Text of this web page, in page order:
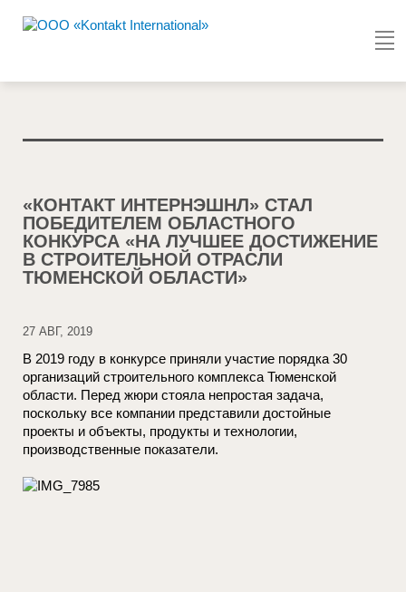
«КОНТАКТ ИНТЕРНЭШНЛ» СТАЛ
ПОБЕДИТЕЛЕМ ОБЛАСТНОГО
КОНКУРСА «НА ЛУЧШЕЕ ДОСТИЖЕНИЕ
В СТРОИТЕЛЬНОЙ ОТРАСЛИ
ТЮМЕНСКОЙ ОБЛАСТИ»
27 АВГ, 2019
В 2019 году в конкурсе приняли участие порядка 30
организаций строительного комплекса Тюменской
области. Перед жюри стояла непростая задача,
поскольку все компании представили достойные
проекты и объекты, продукты и технологии,
производственные показатели.